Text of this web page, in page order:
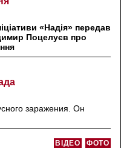
«Надія» передав
Поцелуєв про
заражения. Он
ФОТО
ВІДЕО